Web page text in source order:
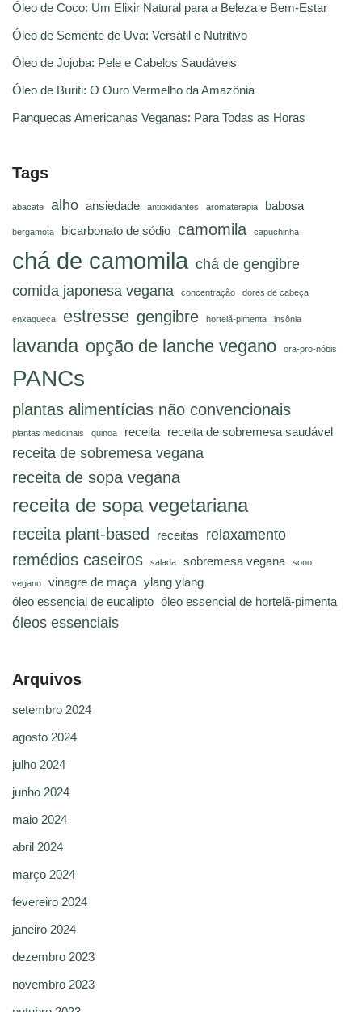
Óleo de Coco: Um Elixir Natural para a Beleza e Bem-Estar
Óleo de Semente de Uva: Versátil e Nutritivo
Óleo de Jojoba: Pele e Cabelos Saudáveis
Óleo de Buriti: O Ouro Vermelho da Amazônia
Panquecas Americanas Veganas: Para Todas as Horas
Tags
abacate alho ansiedade antioxidantes aromaterapia babosa
bergamota bicarbonato de sódio camomila capuchinha
chá de camomila chá de gengibre
comida japonesa vegana
concentração dores de cabeça
enxaqueca estresse gengibre hortelã-pimenta insônia
lavanda opção de lanche vegano ora-pro-nóbis
PANCs
plantas alimentícias não convencionais
plantas medicinais quinoa receita receita de sobremesa saudável
receita de sobremesa vegana
receita de sopa vegana
receita de sopa vegetariana
receita plant-based receitas relaxamento
remédios caseiros salada sobremesa vegana sono
vegano vinagre de maça ylang ylang
óleo essencial de eucalipto óleo essencial de hortelã-pimenta
óleos essenciais
Arquivos
setembro 2024
agosto 2024
julho 2024
junho 2024
maio 2024
abril 2024
março 2024
fevereiro 2024
janeiro 2024
dezembro 2023
novembro 2023